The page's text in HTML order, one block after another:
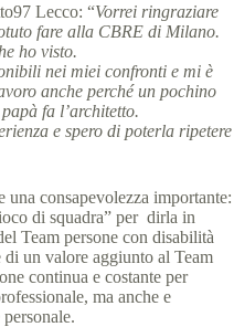
Lecco: “Vorrei ringraziare
fare alla CBRE di Milano.
ho visto.
nei miei confronti e mi è
anche perché un pochino
fa l’architetto.
e spero di poterla ripetere
consapevolezza importante:
di squadra” per dirla in
Team persone con disabilità
un valore aggiunto al Team
continua e costante per
ma anche e